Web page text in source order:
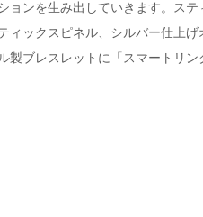
ンを生み出していきます。ス
ックスピネル、シルバー仕上
ブレスレットに「スマートリン